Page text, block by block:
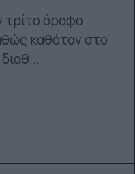
τρίτο όροφο
καθόταν στο